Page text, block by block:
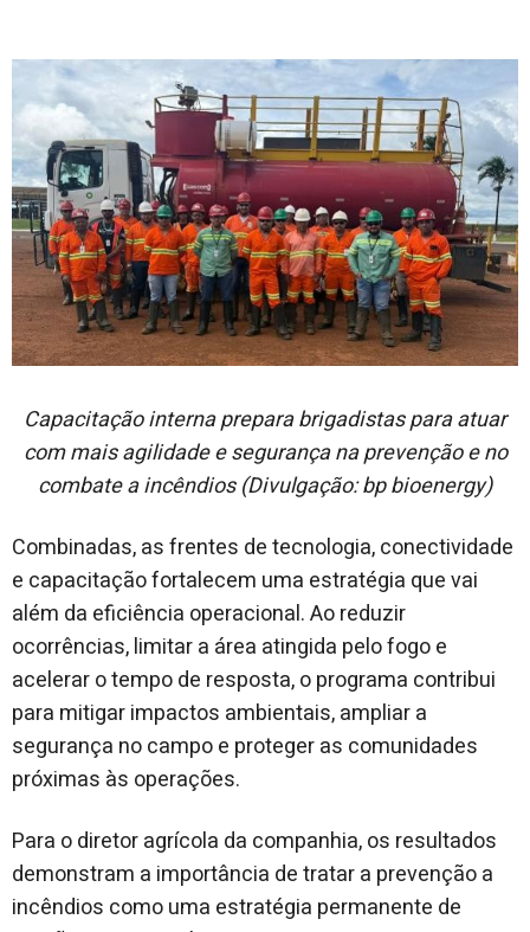
Capacitação interna prepara brigadistas para atuar
com mais agilidade e segurança na prevenção e no
combate a incêndios (Divulgação: bp bioenergy)
Combinadas, as frentes de tecnologia, conectividade
e capacitação fortalecem uma estratégia que vai
além da eficiência operacional. Ao reduzir
ocorrências, limitar a área atingida pelo fogo e
acelerar o tempo de resposta, o programa contribui
para mitigar impactos ambientais, ampliar a
segurança no campo e proteger as comunidades
próximas às operações.
Para o diretor agrícola da companhia, os resultados
demonstram a importância de tratar a prevenção a
incêndios como uma estratégia permanente de